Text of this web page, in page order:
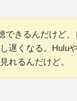
できるんだけど
遅くなる。Hulu
れるんだけど。